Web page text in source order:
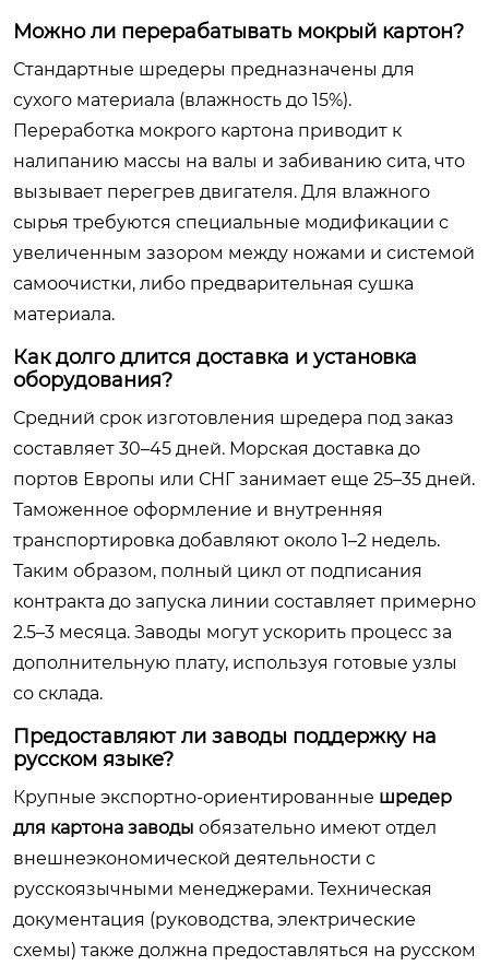
Можно ли перерабатывать мокрый картон?
Стандартные шредеры предназначены для
сухого материала (влажность до 15%).
Переработка мокрого картона приводит к
налипанию массы на валы и забиванию сита, что
вызывает перегрев двигателя. Для влажного
сырья требуются специальные модификации с
увеличенным зазором между ножами и системой
самоочистки, либо предварительная сушка
материала.
Как долго длится доставка и установка
оборудования?
Средний срок изготовления шредера под заказ
составляет 30–45 дней. Морская доставка до
портов Европы или СНГ занимает еще 25–35 дней.
Таможенное оформление и внутренняя
транспортировка добавляют около 1–2 недель.
Таким образом, полный цикл от подписания
контракта до запуска линии составляет примерно
2.5–3 месяца. Заводы могут ускорить процесс за
дополнительную плату, используя готовые узлы
со склада.
Предоставляют ли заводы поддержку на
русском языке?
Крупные экспортно-ориентированные шредер
для картона заводы обязательно имеют отдел
внешнеэкономической деятельности с
русскоязычными менеджерами. Техническая
документация (руководства, электрические
схемы) также должна предоставляться на русском